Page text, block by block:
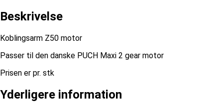
Beskrivelse
Koblingsarm Z50 motor
Passer til den danske PUCH Maxi 2 gear motor
Prisen er pr. stk
Yderligere information